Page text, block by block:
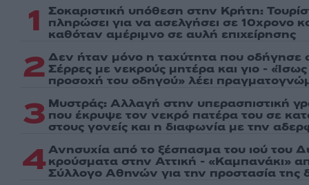
1 Σοκαριστική υπόθεση στην Κρήτη:
πληρώσει για να ασελγήσει σε 10χρονο
καθόταν αμέριμνο σε αυλή επιχείρησης
2 Δεν ήταν μόνο η ταχύτητα που οδήγησε
Σέρρες με νεκρούς μητέρα και γιο -
προσοχή του οδηγού» λέει
3 Μυστράς: Αλλαγή στην υπερασπιστική
που έκρυψε τον νεκρό πατέρα του σε
στους γονείς και η διαφωνία με την
4Ανησυχία από το ξέσπασμα του ιού του
κρούσματα στην Αττική - «Καμπανάκι»
Σύλλογο Αθηνών για την προστασία της